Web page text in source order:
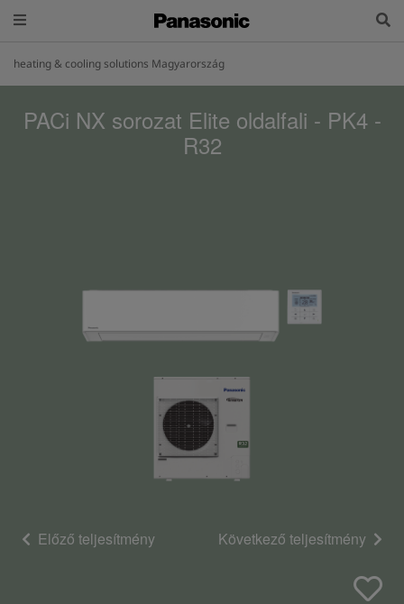
heating & cooling solutions Magyarország
PACi NX sorozat Elite oldalfali - PK4 -
R32
Előző teljesítmény Következő teljesítmény